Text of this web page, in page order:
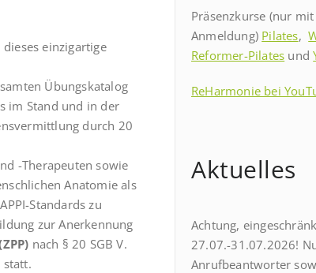
einzigartige
Übungskatalog
im Stand und in der
durch 20
-Therapeuten sowie
Anatomie als
Standards zu
zur Anerkennung
nach § 20 SGB V.
statt.
Präsenzkurse (nur
Anmeldung) Pilates,
Reformer-Pilates und
ReHarmonie bei
Aktuelles
Achtung,
27.07.-31.07.2026!
Anrufbeantworter